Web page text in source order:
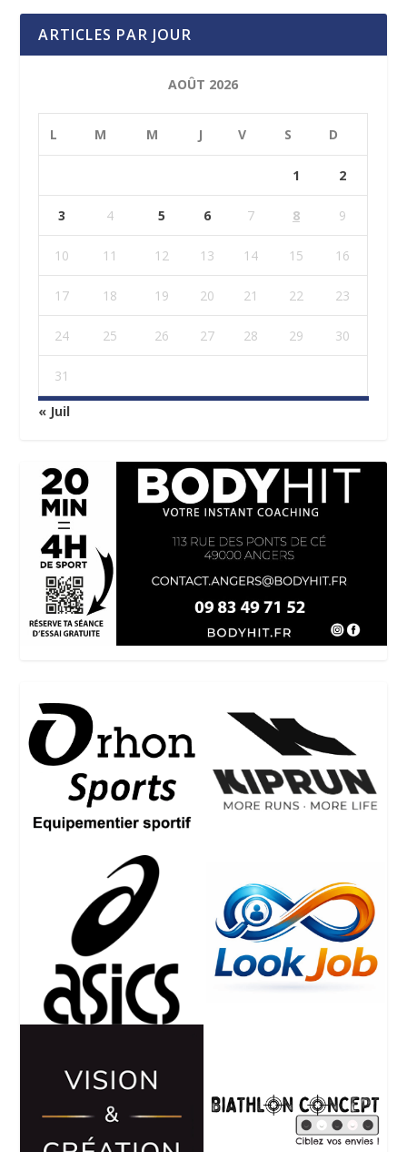
ARTICLES PAR JOUR
AOÛT 2026
L M M J V S D
1 2
3 4 5 6 7 8 9
10 11 12 13 14 15 16
17 18 19 20 21 22 23
24 25 26 27 28 29 30
31
« Juil